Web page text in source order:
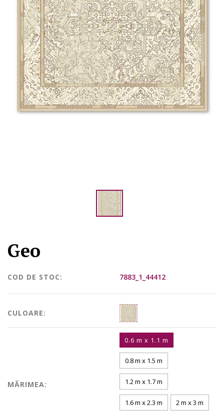
Geo
COD DE STOC: 7883_1_44412
CULOARE:
MĂRIMEA:
0.6 m x 1.1 m
0.8 m x 1.5 m
1.2 m x 1.7 m
1.6 m x 2.3 m 2 m x 3 m